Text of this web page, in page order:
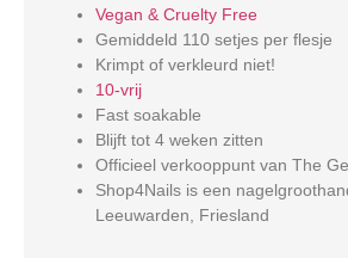
Vegan & Cruelty Free
Gemiddeld 110 setjes per flesje
Krimpt of verkleurd niet!
10-vrij
Fast soakable
Blijft tot 4 weken zitten
Officieel verkooppunt van The
Shop4Nails is een
Leeuwarden, Friesland